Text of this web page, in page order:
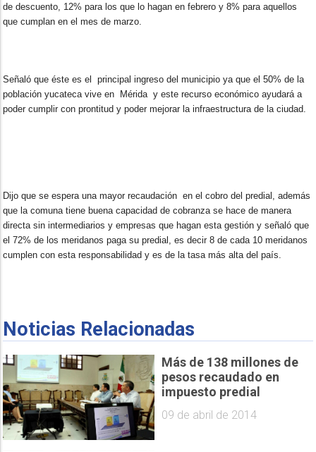
de descuento, 12% para los que lo hagan en febrero y 8% para aquellos
que cumplan en el mes de marzo.
Señaló que éste es el principal ingreso del municipio ya que el 50% de la
población yucateca vive en Mérida y este recurso económico ayudará a
poder cumplir con prontitud y poder mejorar la infraestructura de la ciudad.
Dijo que se espera una mayor recaudación en el cobro del predial, además
que la comuna tiene buena capacidad de cobranza se hace de manera
directa sin intermediarios y empresas que hagan esta gestión y señaló que
el 72% de los meridanos paga su predial, es decir 8 de cada 10 meridanos
cumplen con esta responsabilidad y es de la tasa más alta del país.
Noticias Relacionadas
Más de 138 millones de
pesos recaudado en
impuesto predial
09 de abril de 2014